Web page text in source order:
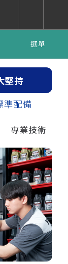
量
Sport
Heritage
700
550+
XSR
155
150
FZ-X
量
Family
50
Z /
Zii
125
JOG
125
錄
選單
堅持
準配備
專業技術